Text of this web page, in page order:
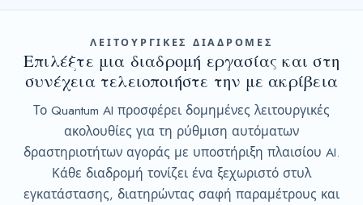
ΛΕΙΤΟΥΡΓΙΚΕΣ ΔΙΑΔΡΟΜΕΣ
Επιλέξτε μια διαδρομή εργασίας και στη
συνέχεια τελειοποιήστε την με ακρίβεια
Το Quantum AI προσφέρει δομημένες λειτουργικές
ακολουθίες για τη ρύθμιση αυτόματων
δραστηριοτήτων αγοράς με υποστήριξη πλαισίου AI.
Κάθε διαδρομή τονίζει ένα ξεχωριστό στυλ
εγκατάστασης, διατηρώντας σαφή παραμέτρους και